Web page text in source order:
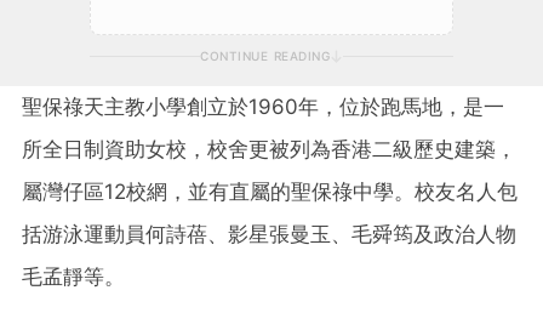
CONTINUE READING
聖保祿天主教小學創立於1960年，位於跑馬地，是一
所全日制資助女校，校舍更被列為香港二級歷史建築，
屬灣仔區12校網，並有直屬的聖保祿中學。校友名人包
括游泳運動員何詩蓓、影星張曼玉、毛舜筠及政治人物
毛孟靜等。